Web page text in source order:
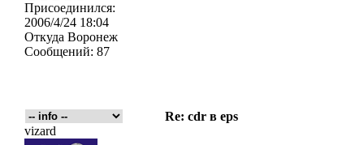
Присоединился:
2006/4/24 18:04
Откуда Воронеж
Сообщений: 87
Re: cdr в eps
vizard